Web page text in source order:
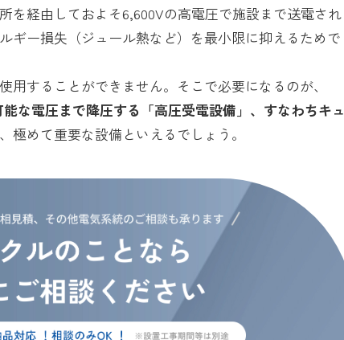
を経由しておよそ6,600Vの高電圧で施設まで送電され
ギー損失（ジュール熱など）を最小限に抑えるためで
することができません。そこで必要になるのが、
な電圧まで降圧する「高圧受電設備」、すなわちキュ
極めて重要な設備といえるでしょう。